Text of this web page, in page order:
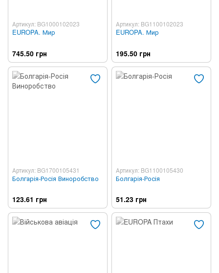
Артикул: BG1000102023
EUROPA. Мир
745.50 грн
Артикул: BG1100102023
EUROPA. Мир
195.50 грн
Артикул: BG1700105431
Болгарія-Росія Виноробство
123.61 грн
Артикул: BG1100105430
Болгарія-Росія
51.23 грн